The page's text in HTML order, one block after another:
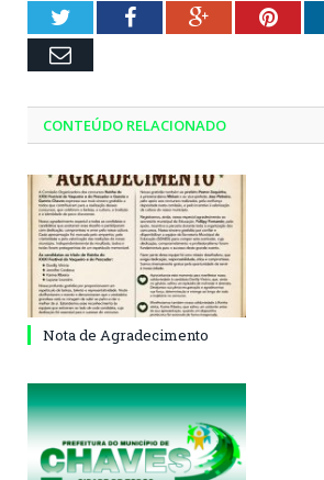
TwitterFacebookGoogle+
Email
CONTEÚDO RELACIONADO
Nota de Agradecimento